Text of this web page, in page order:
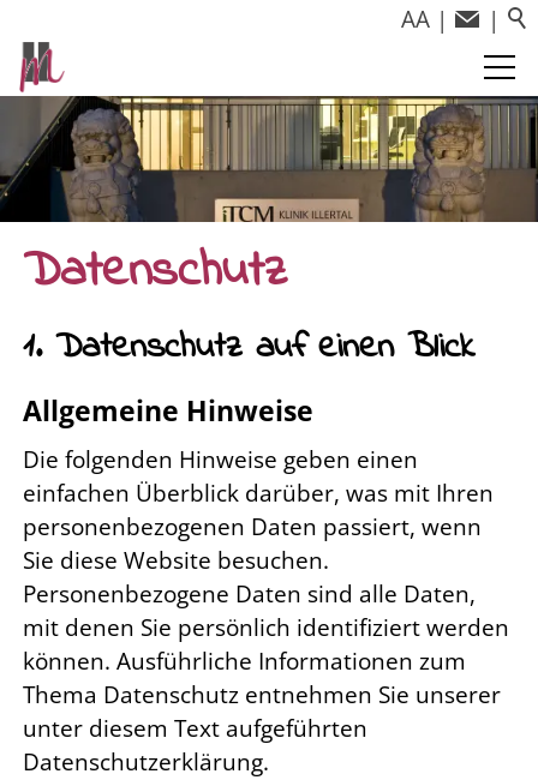
|
AA|
Datenschutz
1. Datenschutz auf einen Blick
Allgemeine Hinweise
Die folgenden Hinweise geben einen
einfachen Überblick darüber, was mit Ihren
personenbezogenen Daten passiert, wenn
Sie diese Website besuchen.
Personenbezogene Daten sind alle Daten,
mit denen Sie persönlich identifiziert werden
können. Ausführliche Informationen zum
Thema Datenschutz entnehmen Sie unserer
unter diesem Text aufgeführten
Datenschutzerklärung.